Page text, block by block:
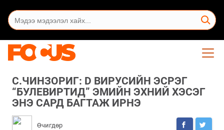
С.ЧИНЗОРИГ: D ВИРУСИЙН ЭСРЭГ
“БУЛЕВИРТИД” ЭМИЙН ЭХНИЙ ХЭСЭГ
ЭНЭ САРД БАГТАЖ ИРНЭ
Өчигдөр